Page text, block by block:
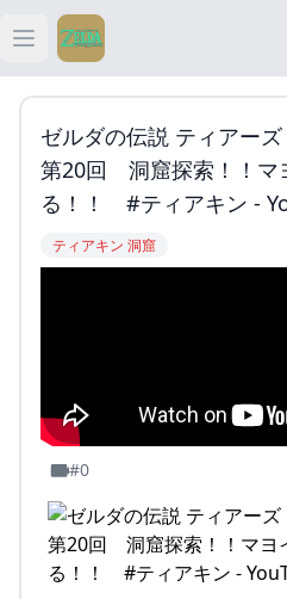
Open main menu
ティア
ティア
ティアキ
ゼルダの伝説 ティアー
第20回 洞窟探索！！マ
る！！ #ティアキン -
ティアキン 洞窟
#0